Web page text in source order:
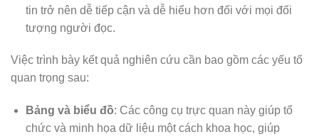
tin trở nên dễ tiếp cận và dễ hiểu hơn đối với mọi đối
tượng người đọc.
Việc trình bày kết quả nghiên cứu cần bao gồm các yếu tố
quan trọng sau:
Bảng và biểu đồ: Các công cụ trực quan này giúp tổ
chức và minh họa dữ liệu một cách khoa học, giúp